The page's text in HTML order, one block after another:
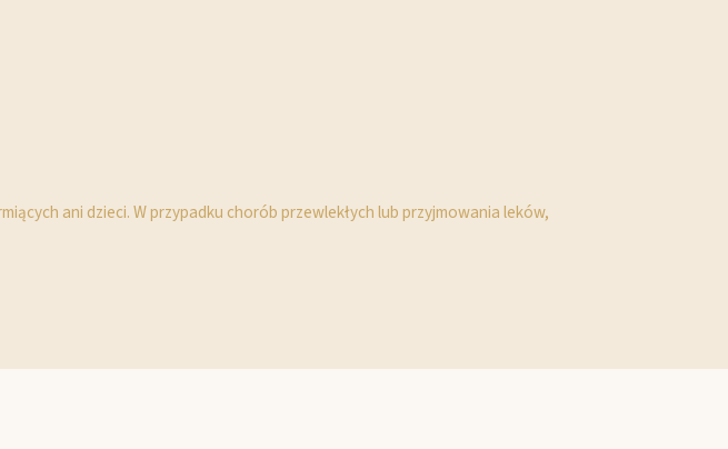
ani dzieci. W przypadku chorób przewlekłych lub przyjmowania leków,